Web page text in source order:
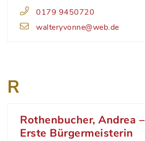
0179 9450720
walteryvonne@web.de
R
Rothenbucher, Andrea –
Erste Bürgermeisterin